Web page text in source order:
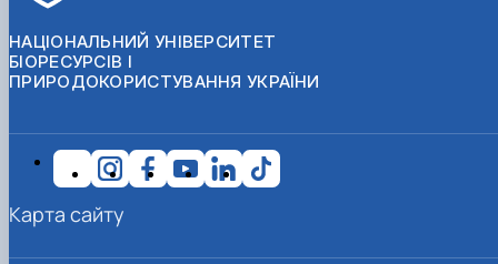
НАЦІОНАЛЬНИЙ УНІВЕРСИТЕТ
БІОРЕСУРСІВ І
ПРИРОДОКОРИСТУВАННЯ УКРАЇНИ
Карта сайту